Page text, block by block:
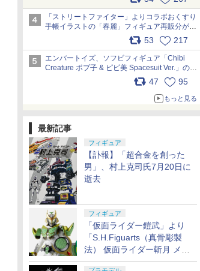
「ストリートファイター」よりコラボおくすり
手帳イラストの「春麗」フィギュア再販分が本
日出荷開始 pic.x.com/toUc1MHr41
53 217
エンバートイズ、ソフビフィギュア「Chibi
Creature ポプ子 & ピピ美 Spacesuit Ver.」の発
売中止を発表 pic.x.com/Ri45iFeYjn
47 95
もっと見る
最新記事
フィギュア
【訃報】「超合金を創った
男」、村上克司氏7月20日に
逝去
フィギュア
「仮面ライダー鎧武」より
「S.H.Figuarts（真骨彫製
法） 仮面ライダー斬月 メロ
ンアームズ」がプレバンにて